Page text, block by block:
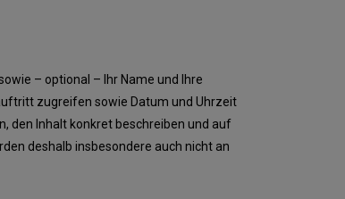
– optional – Ihr Name und Ihre
zugreifen sowie Datum und Uhrzeit
den Inhalt konkret beschreiben und auf
deshalb insbesondere auch nicht an